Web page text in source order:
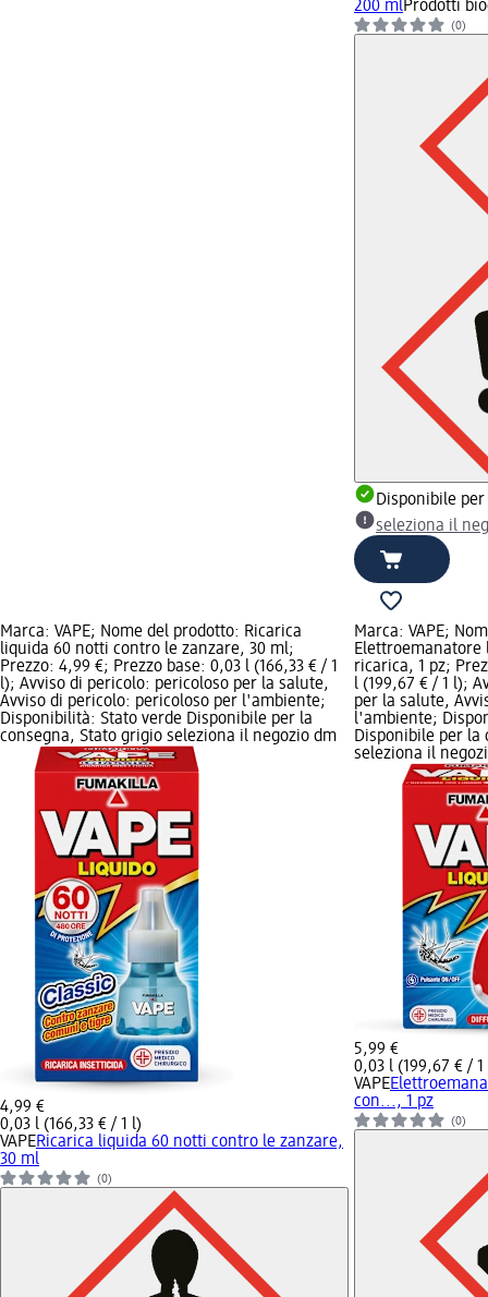
200 mlProdotti
(0)
Disponibile
seleziona il
Marca: VAPE; Nome del prodotto: Ricarica
liquida 60 notti contro le zanzare, 30 ml;
Prezzo: 4,99 €; Prezzo base: 0,03 l (166,33 € / 1
l); Avviso di pericolo: pericoloso per la salute,
Avviso di pericolo: pericoloso per l'ambiente;
Disponibilità: Stato verde Disponibile per la
consegna, Stato grigio seleziona il negozio dm
4,99 €
0,03 l (166,33 € / 1 l)
VAPERicarica liquida 60 notti contro le zanzare,
30 ml
(0)
Marca: VAPE;
ricarica, 1 pz;
l (199,67 € / 1 l);
per la salute,
l'ambiente;
Disponibile per la
seleziona il
5,99 €
0,03 l (199,67 € / 1
VAPE
con..., 1 pz
(0)